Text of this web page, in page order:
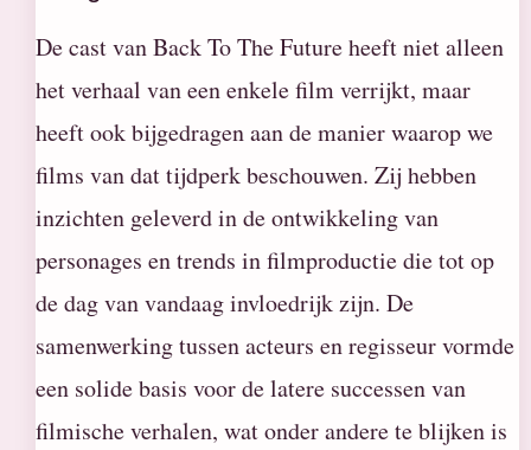
De cast van Back To The Future heeft niet alleen
het verhaal van een enkele film verrijkt, maar
heeft ook bijgedragen aan de manier waarop we
films van dat tijdperk beschouwen. Zij hebben
inzichten geleverd in de ontwikkeling van
personages en trends in filmproductie die tot op
de dag van vandaag invloedrijk zijn. De
samenwerking tussen acteurs en regisseur vormde
een solide basis voor de latere successen van
filmische verhalen, wat onder andere te blijken is